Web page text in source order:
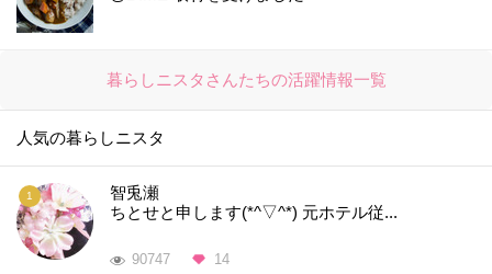
暮らしニスタさんたちの活躍情報一覧
人気の暮らしニスタ
智兎瀬
ちとせと申します(*^▽^*) 元ホテル従...
90747 14